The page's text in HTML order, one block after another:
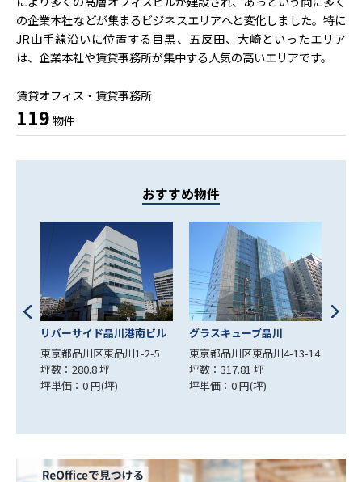
の企業本社などが集まるビジネスエリアへと変化しました。特に
JR山手線沿いに位置する目黒、五反田、大崎といったエリア
は、企業本社や賃貸事務所が集中する人気の高いエリアです。
賃貸オフィス・賃貸事務所
119物件
おすすめ物件
グラスキューブ品川
東京都品川区東品川4-13-14
坪数：317.81 坪
坪単価：0 円(坪)
大井町センタービル
東京都品川区大井1-24-5
坪数：200.69 坪
坪単価：0 円(坪)